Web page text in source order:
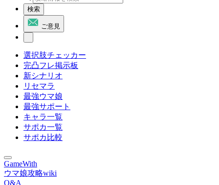
検索
ご意見
選択肢チェッカー
完凸フレ掲示板
新シナリオ
リセマラ
最強ウマ娘
最強サポート
キャラ一覧
サポカ一覧
サポカ比較
GameWith
ウマ娘攻略wiki
Q&A